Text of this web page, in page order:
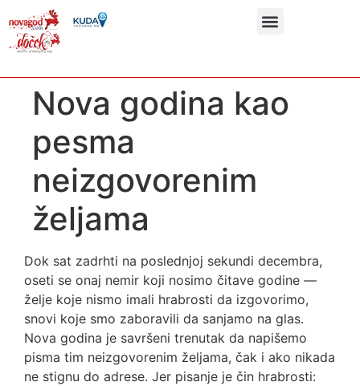
Nova godina kao
pesma
neizgovorenim
željama
Dok sat zadrhti na poslednjoj sekundi decembra,
oseti se onaj nemir koji nosimo čitave godine —
želje koje nismo imali hrabrosti da izgovorimo,
snovi koje smo zaboravili da sanjamo na glas.
Nova godina je savršeni trenutak da napišemo
pisma tim neizgovorenim željama, čak i ako nikada
ne stignu do adrese. Jer pisanje je čin hrabrosti: